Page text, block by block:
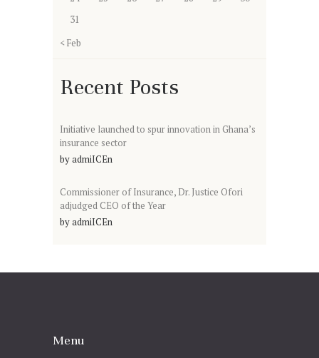
31
« Feb
Recent Posts
Initiative launched to spur innovation in Ghana’s
insurance sector
byadmiICEn
Commissioner of Insurance, Dr. Justice Ofori
adjudged CEO of the Year
byadmiICEn
Menu